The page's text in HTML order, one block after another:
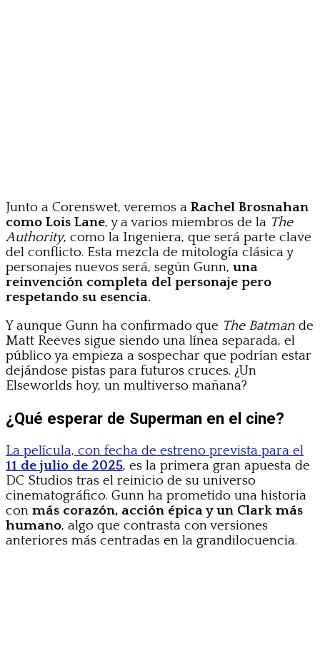
Junto a Corenswet, veremos a Rachel Brosnahan
como Lois Lane, y a varios miembros de la The
Authority, como la Ingeniera, que será parte clave
del conflicto. Esta mezcla de mitología clásica y
personajes nuevos será, según Gunn, una
reinvención completa del personaje pero
respetando su esencia.
Y aunque Gunn ha confirmado que The Batman de
Matt Reeves sigue siendo una línea separada, el
público ya empieza a sospechar que podrían estar
dejándose pistas para futuros cruces. ¿Un
Elseworlds hoy, un multiverso mañana?
¿Qué esperar de Superman en el cine?
La película, con fecha de estreno prevista para el
11 de julio de 2025, es la primera gran apuesta de
DC Studios tras el reinicio de su universo
cinematográfico. Gunn ha prometido una historia
con más corazón, acción épica y un Clark más
humano, algo que contrasta con versiones
anteriores más centradas en la grandilocuencia.